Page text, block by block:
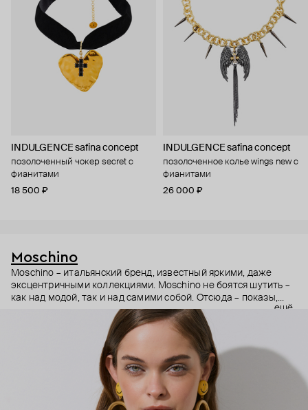
INDULGENCE safina concept
позолоченный чокер secret с
фианитами
18 500 ₽
INDULGENCE safina concept
позолоченное колье wings new с
фианитами
26 000 ₽
Moschino
Moschino – итальянский бренд, известный яркими, даже
эксцентричными коллекциями. Moschino не боятся шутить –
как над модой, так и над самими собой. Отсюда – показы,
мгновенно становящиеся главными событиями, вирусные
выходы селебрити (помните Кэти Перри в платье-люстре на
бале Института костюма Met Gala в 2019 году?) и
коллаборации с самыми неожиданными кандидатами, от
«Улицы Сезам» до The Sims. Украшения бренда –
гипертрофированно праздничные, практически
нарисованные: с кристаллами размером с ладонь и будто бы
расплавленными сердцами.
ещё